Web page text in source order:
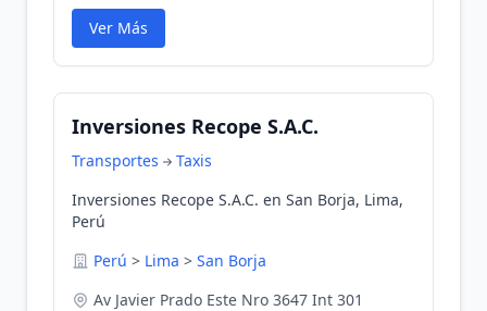
Ver Más
Inversiones Recope S.A.C.
Transportes
Taxis
Inversiones Recope S.A.C. en San Borja, Lima,
Perú
Perú > Lima > San Borja
Av Javier Prado Este Nro 3647 Int 301